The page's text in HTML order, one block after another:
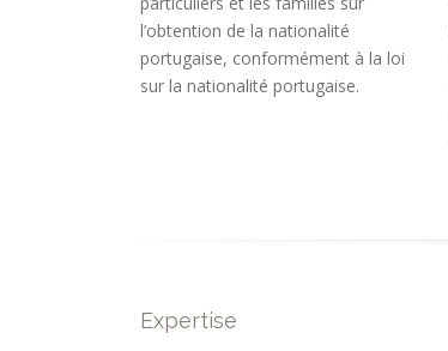
l’obtention de la nationalité
portugaise, conformément à la loi
sur la nationalité portugaise.
Expertise